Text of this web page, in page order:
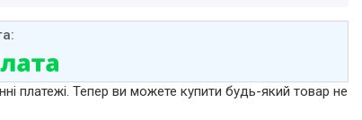
платежі. Тепер ви можете купити будь-який товар не